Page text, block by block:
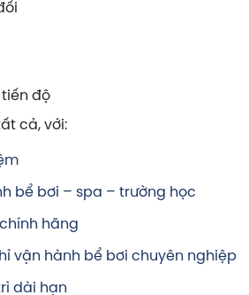
độ
cả, với:
bể bơi – spa – trường học
hãng
vận hành bể bơi chuyên nghiệp
dài hạn